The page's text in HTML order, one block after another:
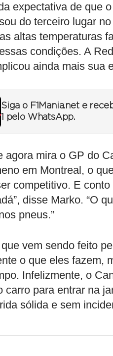
expectativa de que
do terceiro lugar
altas temperaturas
condições. A
ainda mais sua
Siga o F1Mania.net e
1 pelo WhatsApp.
agora mira o GP do
em Montreal, o
competitivo. E
disse Marko. “O
pneus.”
vem sendo feito
o que eles fazem,
Infelizmente, o
carro para entrar na
sólida e sem